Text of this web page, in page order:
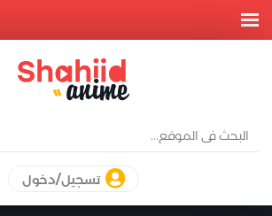
تسجيل/دخول